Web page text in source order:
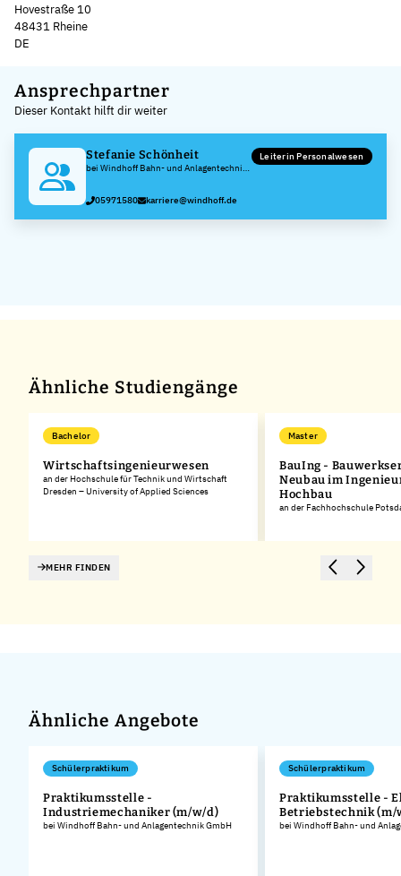
Hovestraße 10
48431 Rheine
DE
+
−
Ansprechpartner
Dieser Kontakt hilft dir weiter
Stefanie Schönheit
bei Windhoff Bahn- und Anlagentechnik
Leiterin Personalwesen
05971580 karriere@windhoff.de
Ähnliche Studiengänge
Bachelor
Wirtschaftsingenieurwesen
an der Hochschule für Technik und Wirtschaft
Dresden – University of Applied Sciences
Master
BauIng -
Neubau im
Hochbau
an der Fachhochschule
MEHR FINDEN
Ähnliche Angebote
Schülerpraktikum
Praktikumsstelle -
Industriemechaniker (m/w/d)
bei Windhoff Bahn- und Anlagentechnik GmbH
Schülerpraktikum
Praktikumsstelle -
Betriebstechnik (m/
bei Windhoff Bahn- und